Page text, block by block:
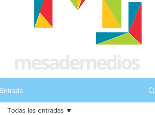
Entrada
Todas las entradas